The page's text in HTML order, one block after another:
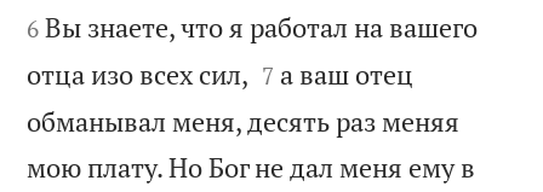
6 Вы знаете, что я работал на вашего
отца изо всех сил, 

7 а ваш отец
обманывал меня, десять раз меняя
мою плату. Но Бог не дал меня ему в